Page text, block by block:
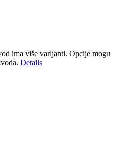
ima više varijanti. Opcije mogu
Details